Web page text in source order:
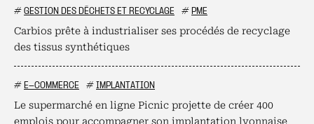
# GESTION DES DÉCHETS ET RECYCLAGE # PME
Carbios prête à industrialiser ses procédés de recyclage
des tissus synthétiques
# E-COMMERCE # IMPLANTATION
Le supermarché en ligne Picnic projette de créer 400
emplois pour accompagner son implantation lyonnaise